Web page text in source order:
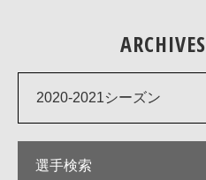
ARCHIVES
2020-2021シーズン
選手検索